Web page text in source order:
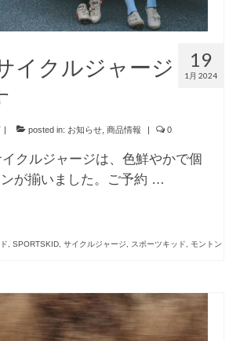
19
1月 2024
イクルジャージ
| posted in: お知らせ 商品情報 | 0
クルジャージは、色鮮やかで個
が揃いました。ご予約 …
SPORTSKID サイクルジャージ スポーツキッド モントン